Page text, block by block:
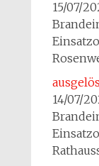
15/07/
14/07/